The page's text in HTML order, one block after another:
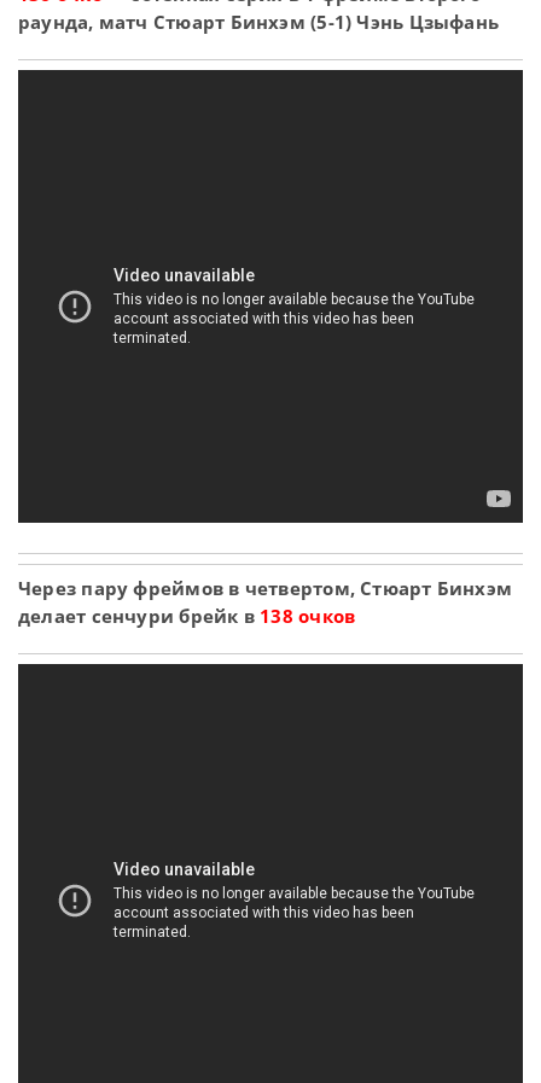
раунда, матч Стюарт Бинхэм (5-1) Чэнь Цзыфань
Через пару фреймов в четвертом, Стюарт Бинхэм
делает сенчури брейк в 138 очков